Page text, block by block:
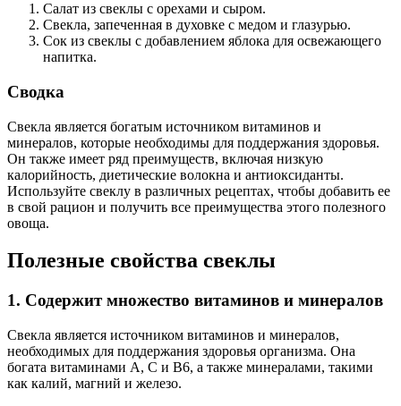
Салат из свеклы с орехами и сыром.
Свекла, запеченная в духовке с медом и глазурью.
Сок из свеклы с добавлением яблока для освежающего
напитка.
Сводка
Свекла является богатым источником витаминов и
минералов, которые необходимы для поддержания здоровья.
Он также имеет ряд преимуществ, включая низкую
калорийность, диетические волокна и антиоксиданты.
Используйте свеклу в различных рецептах, чтобы добавить ее
в свой рацион и получить все преимущества этого полезного
овоща.
Полезные свойства свеклы
1. Содержит множество витаминов и минералов
Свекла является источником витаминов и минералов,
необходимых для поддержания здоровья организма. Она
богата витаминами А, С и В6, а также минералами, такими
как калий, магний и железо.